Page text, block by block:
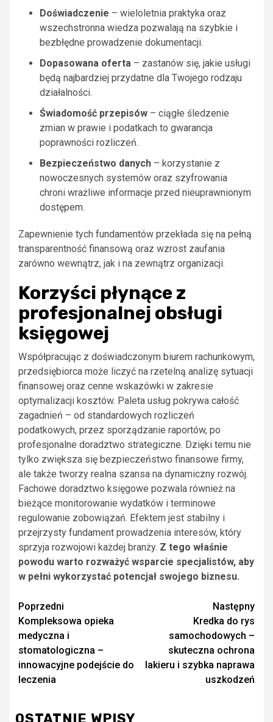
Doświadczenie – wieloletnia praktyka oraz
wszechstronna wiedza pozwalają na szybkie i
bezbłędne prowadzenie dokumentacji.
Dopasowana oferta – zastanów się, jakie usługi
będą najbardziej przydatne dla Twojego rodzaju
działalności.
Świadomość przepisów – ciągłe śledzenie
zmian w prawie i podatkach to gwarancja
poprawności rozliczeń.
Bezpieczeństwo danych – korzystanie z
nowoczesnych systemów oraz szyfrowania
chroni wrażliwe informacje przed nieuprawnionym
dostępem.
Zapewnienie tych fundamentów przekłada się na pełną
transparentność finansową oraz wzrost zaufania
zarówno wewnątrz, jak i na zewnątrz organizacji.
Korzyści płynące z
profesjonalnej obsługi
księgowej
Współpracując z doświadczonym biurem rachunkowym,
przedsiębiorca może liczyć na rzetelną analizę sytuacji
finansowej oraz cenne wskazówki w zakresie
optymalizacji kosztów. Paleta usług pokrywa całość
zagadnień – od standardowych rozliczeń
podatkowych, przez sporządzanie raportów, po
profesjonalne doradztwo strategiczne. Dzięki temu nie
tylko zwiększa się bezpieczeństwo finansowe firmy,
ale także tworzy realna szansa na dynamiczny rozwój.
Fachowe doradztwo księgowe pozwala również na
bieżące monitorowanie wydatków i terminowe
regulowanie zobowiązań. Efektem jest stabilny i
przejrzysty fundament prowadzenia interesów, który
sprzyja rozwojowi każdej branży. Z tego właśnie
powodu warto rozważyć wsparcie specjalistów, aby
w pełni wykorzystać potencjał swojego biznesu.
Zobacz
wpisy
Poprzedni
Kompleksowa opieka
medyczna i
stomatologiczna –
innowacyjne podejście do
leczenia
Następny
Kredka do rys
samochodowych –
skuteczna ochrona
lakieru i szybka naprawa
uszkodzeń
OSTATNIE WPISY